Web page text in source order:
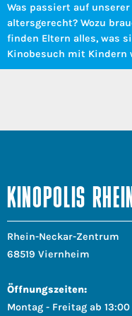
Was passiert auf
altersgerecht? Wozu
finden Eltern alles, was
Kinobesuch mit Kindern
KINOPOLIS
Rhein-Neckar-Zentrum
68519 Viernheim
Öffnungszeiten:
Montag - Freitag ab